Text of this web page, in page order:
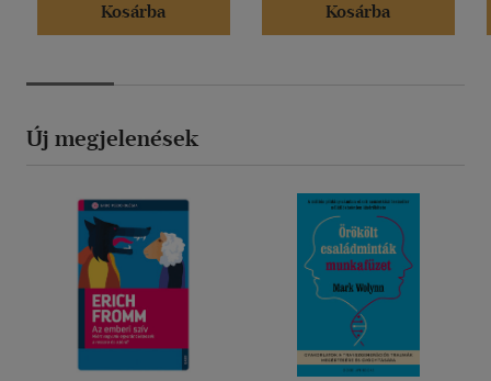
Kosárba
Kosárba
Új megjelenések